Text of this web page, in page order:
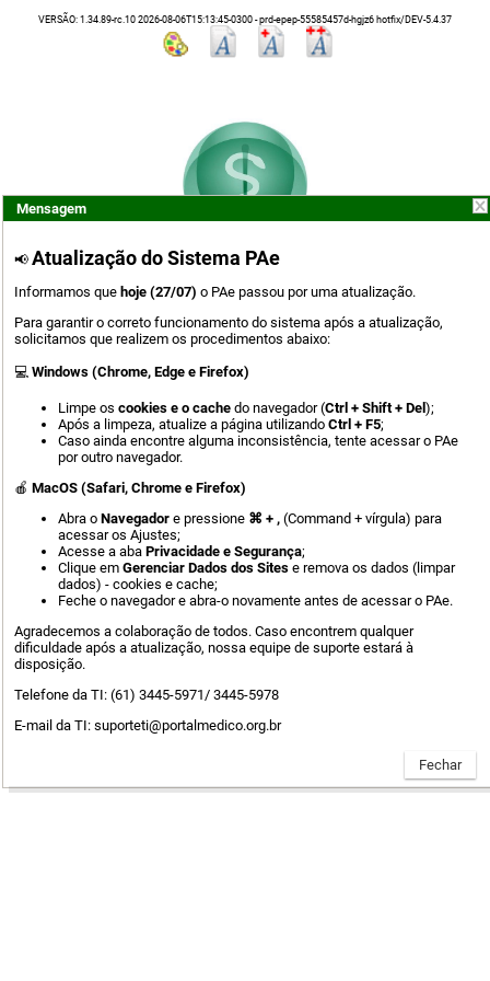
VERSÃO: 1.34.89-rc.10 2026-08-06T15:13:45-0300 - prd-epep-55585457d-hgjz6 hotfix/DEV-5.4.37
Entrar com
Login com Certificado
ou
Mensagem
📢 Atualização do Sistema PAe
Informamos que hoje (27/07) o PAe passou por uma atualização.
Para garantir o correto funcionamento do sistema após a atualização,
solicitamos que realizem os procedimentos abaixo:
💻 Windows (Chrome, Edge e Firefox)
Limpe os cookies e o cache do navegador (Ctrl + Shift + Del );
Após a limpeza, atualize a página utilizando Ctrl + F5;
Caso ainda encontre alguma inconsistência, tente acessar o PAe
por outro navegador.
🍎 MacOS (Safari, Chrome e Firefox)
Abra o Navegador e pressione ⌘ + , (Command + vírgula) para
acessar os Ajustes;
Acesse a aba Privacidade e Segurança;
Clique em Gerenciar Dados dos Sites e remova os dados (limpar
dados) - cookies e cache;
Feche o navegador e abra-o novamente antes de acessar o PAe.
Agradecemos a colaboração de todos. Caso encontrem qualquer
dificuldade após a atualização, nossa equipe de suporte estará à
disposição.
Telefone da TI: (61) 3445-5971/ 3445-5978
E-mail da TI: suporteti@portalmedico.org.br